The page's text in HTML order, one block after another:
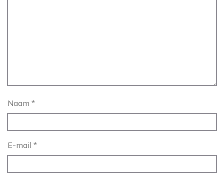
Naam *
E-mail *